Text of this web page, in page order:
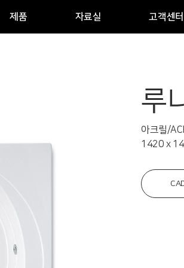
제품 자료실 고객센터
루
아크릴/
1420 x